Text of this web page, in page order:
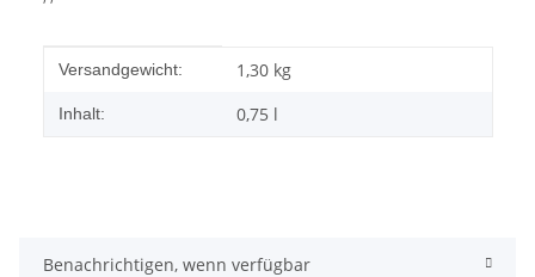
Produkteigenschaft
Wert
Versandgewicht: 1,30 kg
Inhalt: 0,75 l
Benachrichtigen, wenn verfügbar